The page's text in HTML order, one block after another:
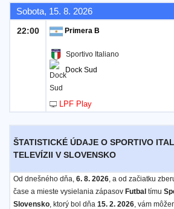
Sobota, 15. 8. 2026
22:00 Primera B
Sportivo Italiano
Dock Sud
LPF Play
ŠTATISTICKÉ ÚDAJE O SPORTIVO
TELEVÍZII V SLOVENSKO
Od dnešného dňa, 6. 8. 2026, a od začiatku
čase a mieste vysielania zápasov Futbal tímu
Slovensko, ktorý bol dňa 15. 2. 2026, vám